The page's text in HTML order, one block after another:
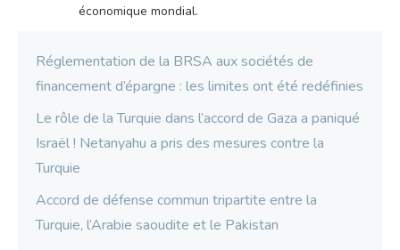
économique mondial.
Réglementation de la BRSA aux sociétés de
financement d’épargne : les limites ont été redéfinies
Le rôle de la Turquie dans l’accord de Gaza a paniqué
Israël ! Netanyahu a pris des mesures contre la
Turquie
Accord de défense commun tripartite entre la
Turquie, l’Arabie saoudite et le Pakistan